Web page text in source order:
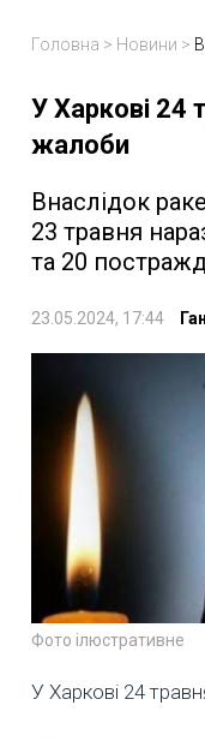
Головна > Новини >
У Харкові 24
жалоби
Внаслідок
23 травня
та 20
23.05.2024, 17:44
Фото ілюстративне
У Харкові 24